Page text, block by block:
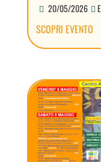
20/05/2026
SCOPRI EVENTO